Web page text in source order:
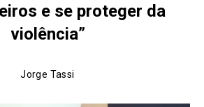
e se proteger da
violência”
Jorge Tassi